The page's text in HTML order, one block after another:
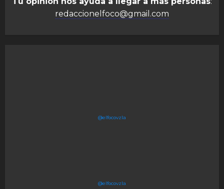
redaccionelfoco@gmail.com
@elfocovzla
@elfocovzla